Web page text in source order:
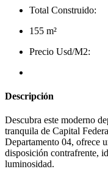
Total Construido:
155 m²
Precio Usd/M2:
Descripción
Descubra este moderno
tranquila de Capital
Departamento 04, ofrece
disposición contrafrente,
luminosidad.